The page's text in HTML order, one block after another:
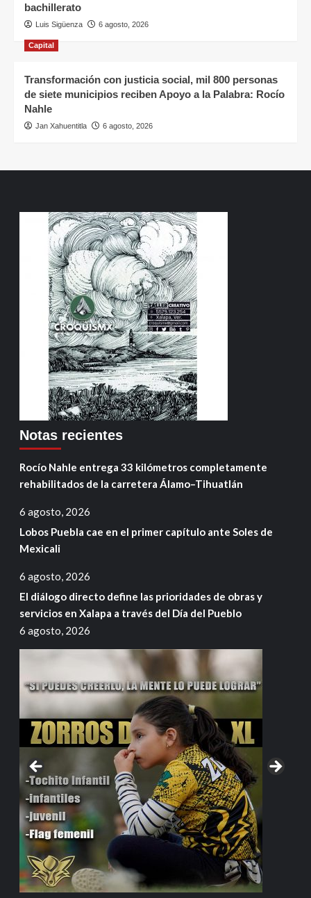
bachillerato
Luis Sigüenza 6 agosto, 2026
Capital
Transformación con justicia social, mil 800 personas
de siete municipios reciben Apoyo a la Palabra: Rocío
Nahle
Jan Xahuentitla 6 agosto, 2026
Notas recientes
Rocío Nahle entrega 33 kilómetros completamente
rehabilitados de la carretera Álamo–Tihuatlán
6 agosto, 2026
Lobos Puebla cae en el primer capítulo ante Soles de
Mexicali
6 agosto, 2026
El diálogo directo define las prioridades de obras y
servicios en Xalapa a través del Día del Pueblo
6 agosto, 2026